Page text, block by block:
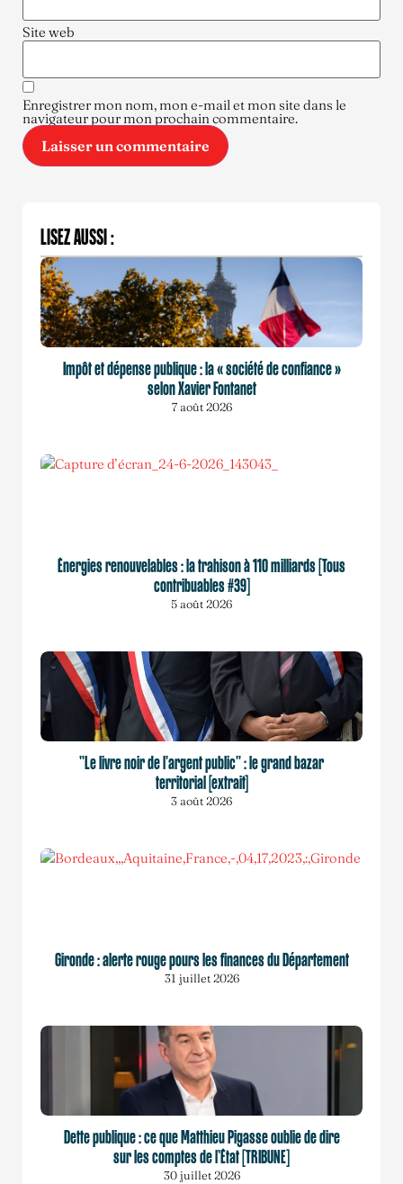
Site web
Enregistrer mon nom, mon e-mail et mon site dans le
navigateur pour mon prochain commentaire.
LISEZ AUSSI :
Impôt et dépense publique : la « société de confiance »
selon Xavier Fontanet
7 août 2026
Énergies renouvelables : la trahison à 110 milliards [Tous
contribuables #39]
5 août 2026
"Le livre noir de l'argent public" : le grand bazar
territorial [extrait]
3 août 2026
Gironde : alerte rouge pours les finances du Département
31 juillet 2026
Dette publique : ce que Matthieu Pigasse oublie de dire
sur les comptes de l’État [TRIBUNE]
30 juillet 2026